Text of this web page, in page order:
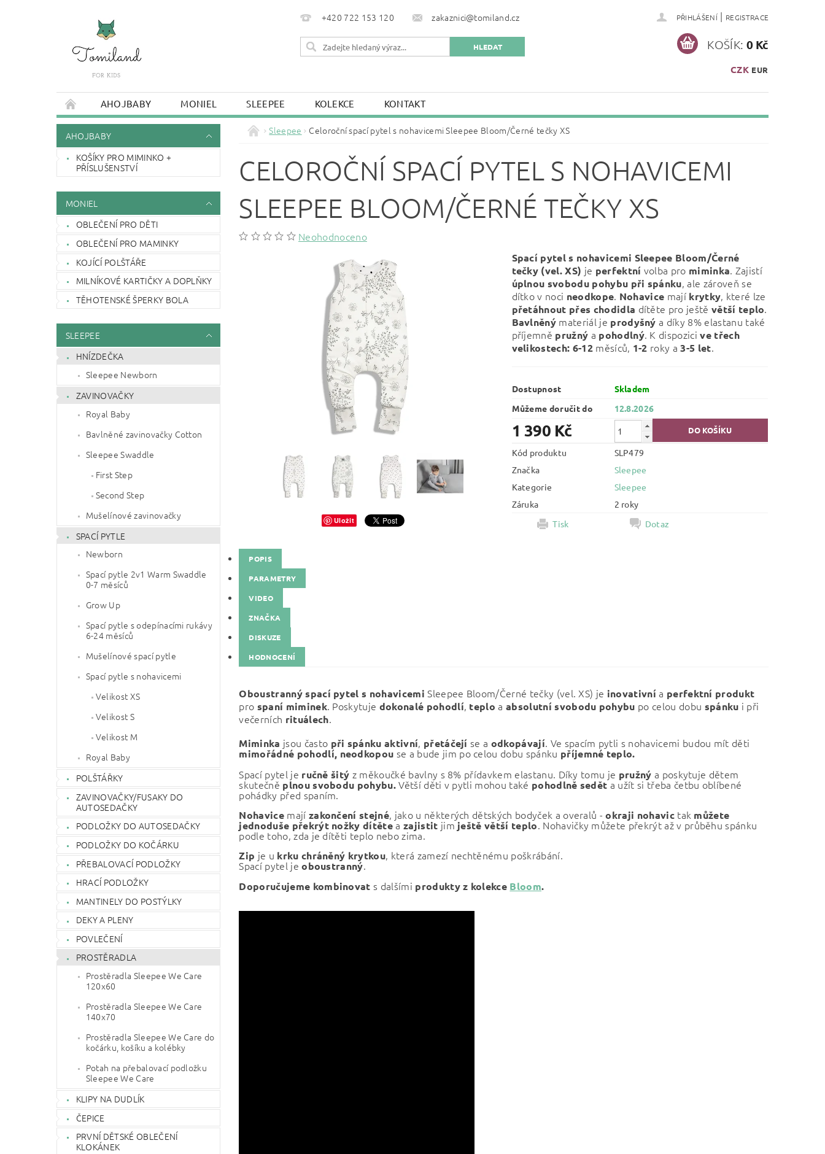
+420 722 153 120 zakaznici@tomiland.cz PŘIHLÁŠENÍ | REGISTRACE
CZK EUR
KOŠÍK: 0 Kč
AHOJBABY MONIEL SLEEPEE KOLEKCE KONTAKT
AHOJBABY
KOŠÍKY PRO MIMINKO +
PŘÍSLUŠENSTVÍ
MONIEL
OBLEČENÍ PRO DĚTI
OBLEČENÍ PRO MAMINKY
KOJÍCÍ POLŠTÁŘE
MILNÍKOVÉ KARTIČKY A DOPLŇKY
TĚHOTENSKÉ ŠPERKY BOLA
SLEEPEE
HNÍZDEČKA
Sleepee Newborn
ZAVINOVAČKY
Royal Baby
Bavlněné zavinovačky Cotton
Sleepee Swaddle
First Step
Second Step
Mušelínové zavinovačky
SPACÍ PYTLE
Newborn
Spací pytle 2v1 Warm Swaddle
0-7 měsíců
Grow Up
Spací pytle s odepínacími rukávy
6-24 měsíců
Mušelínové spací pytle
Spací pytle s nohavicemi
Velikost XS
Velikost S
Velikost M
Royal Baby
POLŠTÁŘKY
ZAVINOVAČKY/FUSAKY DO
AUTOSEDAČKY
PODLOŽKY DO AUTOSEDAČKY
PODLOŽKY DO KOČÁRKU
PŘEBALOVACÍ PODLOŽKY
HRACÍ PODLOŽKY
MANTINELY DO POSTÝLKY
DEKY A PLENY
POVLEČENÍ
PROSTĚRADLA
Prostěradla Sleepee We Care
120x60
Prostěradla Sleepee We Care
140x70
Prostěradla Sleepee We Care do
kočárku, košíku a kolébky
Potah na přebalovací podložku
Sleepee We Care
KLIPY NA DUDLÍK
ČEPICE
PRVNÍ DĚTSKÉ OBLEČENÍ
KLOKÁNEK
Sleepee Celoroční spací pytel s nohavicemi Sleepee Bloom/Černé tečky XS
CELOROČNÍ SPACÍ PYTEL S NOHAVICEMI
SLEEPEE BLOOM/ČERNÉ TEČKY XS
Neohodnoceno
Uložit
Spací pytel s nohavicemi Sleepee Bloom/Černé
tečky (vel. XS) je perfektní volba pro miminka. Zajistí
úplnou svobodu pohybu při spánku, ale zároveň se
dítko v noci neodkope. Nohavice mají krytky, které lze
přetáhnout přes chodidla dítěte pro ještě větší teplo.
Bavlněný materiál je prodyšný a díky 8% elastanu také
příjemně pružný a pohodlný. K dispozicive třech
velikostech: 6-12měsíců, 1-2 roky a3-5 let.
Dostupnost
Skladem
Můžeme doručit do
12.8.2026
1 390 Kč
Kód produktu
SLP479
Značka
Sleepee
Kategorie
Sleepee
Záruka
2 roky
Tisk
Dotaz
POPIS
PARAMETRY
VIDEO
ZNAČKA
DISKUZE
HODNOCENÍ
Oboustranný spací pytel s nohavicemiSleepee Bloom/Černé tečky (vel. XS) je inovativní a perfektní produkt
pro spaní miminek. Poskytuje dokonalé pohodlí, teplo aabsolutní svobodu pohybu po celou dobu spánku i při
večerních rituálech.
Miminka jsou často při spánku aktivní, přetáčejí se a odkopávají. Ve spacím pytli s nohavicemi budou mít děti
mimořádné pohodlí, neodkopou se a bude jim po celou dobu spánku příjemné teplo.
Spací pytel je ručně šitý z měkoučké bavlny s 8% přídavkem elastanu. Díky tomu je pružný a poskytuje dětem
skutečně plnou svobodu pohybu.Větší děti v pytli mohou také pohodlně seděta užít si třeba četbu oblíbené
pohádky před spaním.
Nohavicemají zakončení stejné, jako u některých dětských bodyček a overalů - okraji nohavic tak můžete
jednoduše překrýt nožky dítětea zajistit jimještě větší teplo. Nohavičky můžete překrýt až v průběhu spánku
podle toho, zda je dítěti teplo nebo zima.
Zip je u krku chráněný krytkou, která zamezí nechtěnému poškrábání.
Spací pytel jeoboustranný.
Doporučujeme kombinovat s dalšími produkty z kolekce Bloom.